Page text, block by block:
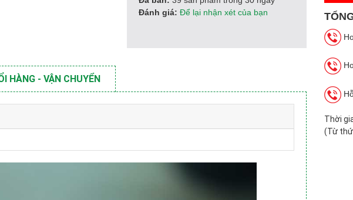
Đánh giá: Để lại nhận xét của bạn
Thời
(Từ
HÀNG - VẬN CHUYỂN